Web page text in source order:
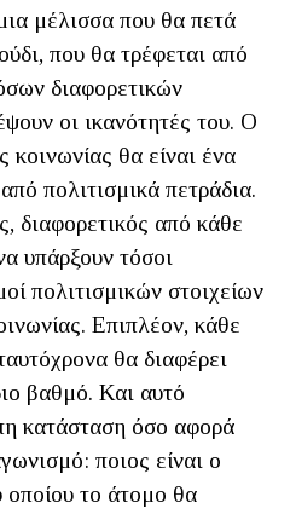
μέλισσα που θα πετά
που θα τρέφεται από
διαφορετικών
οι ικανότητές του. Ο
κοινωνίας θα είναι ένα
πολιτισμικά πετράδια.
διαφορετικός από κάθε
υπάρξουν τόσοι
πολιτισμικών στοιχείων
Επιπλέον, κάθε
θα διαφέρει
βαθμό. Και αυτό
κατάσταση όσο αφορά
ποιος είναι ο
οποίου το άτομο θα